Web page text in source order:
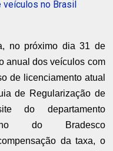
veículos no Brasil
no próximo dia 31 de
anual dos veículos com
de licenciamento atual
de Regularização de
do departamento
Bradesco
da taxa, o